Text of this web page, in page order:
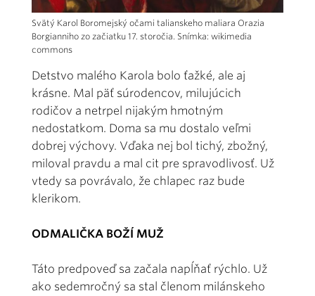
Svätý Karol Boromejský očami talianskeho maliara Orazia
Borgianniho zo začiatku 17. storočia. Snímka: wikimedia
commons
Detstvo malého Karola bolo ťažké, ale aj
krásne. Mal päť súrodencov, milujúcich
rodičov a netrpel nijakým hmotným
nedostatkom. Doma sa mu dostalo veľmi
dobrej výchovy. Vďaka nej bol tichý, zbožný,
miloval pravdu a mal cit pre spravodlivosť. Už
vtedy sa povrávalo, že chlapec raz bude
klerikom.
ODMALIČKA BOŽÍ MUŽ
Táto predpoveď sa začala napĺňať rýchlo. Už
ako sedemročný sa stal členom milánskeho